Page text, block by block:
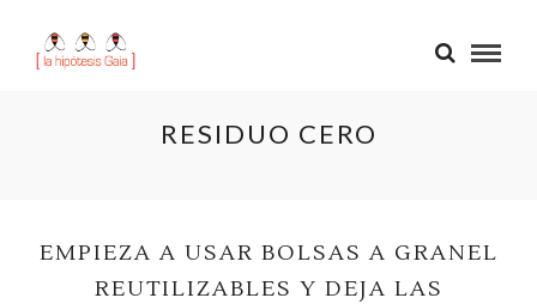
RESIDUO CERO
EMPIEZA A USAR BOLSAS A GRANEL
REUTILIZABLES Y DEJA LAS